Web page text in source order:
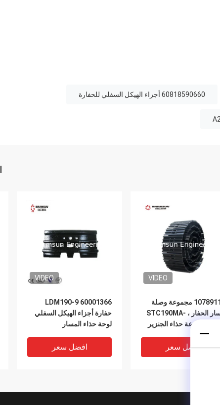
60818590660 أجزاء الهيكل السفلي للحفارة
VIDEO
LDM190-9 60001366
حفارة أجزاء الهيكل السفلي
لوحة حذاء المسار
افضل سعر
VIDEO
10789112 مجموعة وصلة
مسار الحفار ، STC190MA-
افضل سعر